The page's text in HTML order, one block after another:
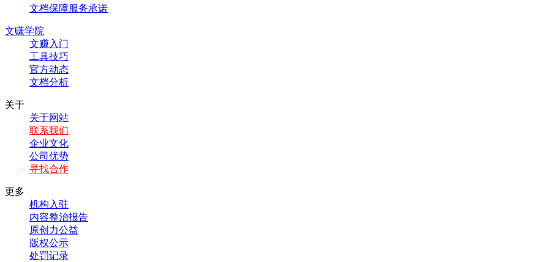
文档保障服务承诺
文赚学院
文赚入门
工具技巧
官方动态
文档分析
关于
关于网站
联系我们
企业文化
公司优势
寻找合作
更多
机构入驻
内容整治报告
原创力公益
版权公示
处罚记录